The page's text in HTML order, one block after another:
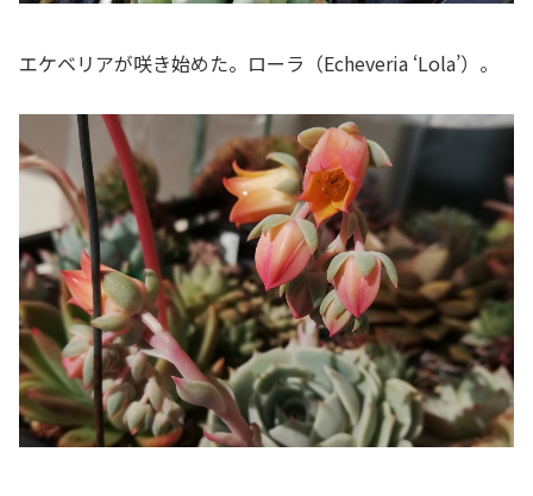
エケベリアが咲き始めた。ローラ（Echeveria ‘Lola’）。